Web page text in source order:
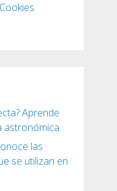
Aprende
astronómica
las
se utilizan en